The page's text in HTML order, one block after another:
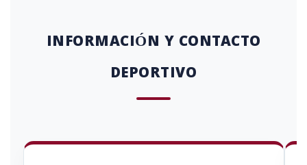
INFORMACIÓN Y CONTACTO
DEPORTIVO